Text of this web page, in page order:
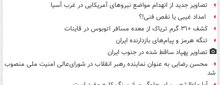
تصاویر جدید از انهدام مواضع نیروهای آمریکایی در غرب آسیا
امداد غیبی یا نقص فنی!؟
کشف ۳۱۰ گرم تریاک از معده مسافر اتوبوس در قاینات
تنگه هرمز و پیام‌های بازدارنده ایران
تصاویر پهپاد ساقط شده در جنوب ایران
محسن رضایی به عنوان نماینده رهبر انقلاب در شورای‌عالی امنیت ملی منصوب
شد